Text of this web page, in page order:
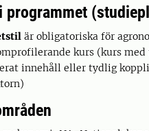
programmet
är obligatoriska för
kurs (kurs
innehåll eller tydlig